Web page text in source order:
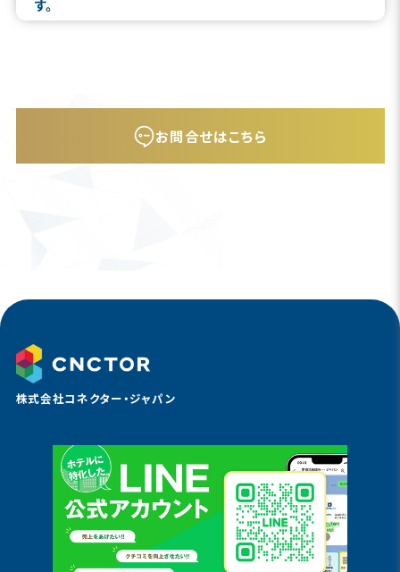
お問合せはこちら
株式会社コネクター・ジャパン